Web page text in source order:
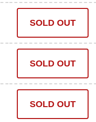
SOLD OUT
SOLD OUT
SOLD OUT